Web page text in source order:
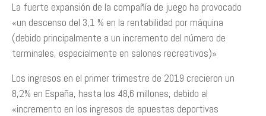
La fuerte expansión de la compañía de juego ha provocado
«un descenso del 3,1 % en la rentabilidad por máquina
(debido principalmente a un incremento del número de
terminales, especialmente en salones recreativos)»
Los ingresos en el primer trimestre de 2019 crecieron un
8,2% en España, hasta los 48,6 millones, debido al
«incremento en los ingresos de apuestas deportivas